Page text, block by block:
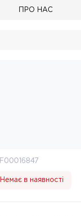
ПРО НАС
F00016847
Немає в наявності